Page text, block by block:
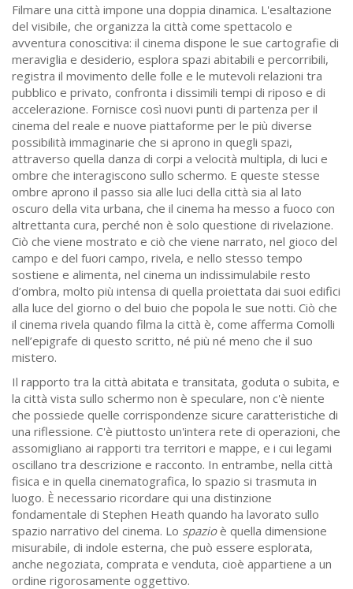
Filmare una città impone una doppia dinamica. L'esaltazione
del visibile, che organizza la città come spettacolo e
avventura conoscitiva: il cinema dispone le sue cartografie di
meraviglia e desiderio, esplora spazi abitabili e percorribili,
registra il movimento delle folle e le mutevoli relazioni tra
pubblico e privato, confronta i dissimili tempi di riposo e di
accelerazione. Fornisce così nuovi punti di partenza per il
cinema del reale e nuove piattaforme per le più diverse
possibilità immaginarie che si aprono in quegli spazi,
attraverso quella danza di corpi a velocità multipla, di luci e
ombre che interagiscono sullo schermo. E queste stesse
ombre aprono il passo sia alle luci della città sia al lato
oscuro della vita urbana, che il cinema ha messo a fuoco con
altrettanta cura, perché non è solo questione di rivelazione.
Ciò che viene mostrato e ciò che viene narrato, nel gioco del
campo e del fuori campo, rivela, e nello stesso tempo
sostiene e alimenta, nel cinema un indissimulabile resto
d’ombra, molto più intensa di quella proiettata dai suoi edifici
alla luce del giorno o del buio che popola le sue notti. Ciò che
il cinema rivela quando filma la città è, come afferma Comolli
nell’epigrafe di questo scritto, né più né meno che il suo
mistero.
Il rapporto tra la città abitata e transitata, goduta o subita, e
la città vista sullo schermo non è speculare, non c'è niente
che possiede quelle corrispondenze sicure caratteristiche di
una riflessione. C'è piuttosto un'intera rete di operazioni, che
assomigliano ai rapporti tra territori e mappe, e i cui legami
oscillano tra descrizione e racconto. In entrambe, nella città
fisica e in quella cinematografica, lo spazio si trasmuta in
luogo. È necessario ricordare qui una distinzione
fondamentale di Stephen Heath quando ha lavorato sullo
spazio narrativo del cinema. Lo spazioè quella dimensione
misurabile, di indole esterna, che può essere esplorata,
anche negoziata, comprata e venduta, cioè appartiene a un
ordine rigorosamente oggettivo.